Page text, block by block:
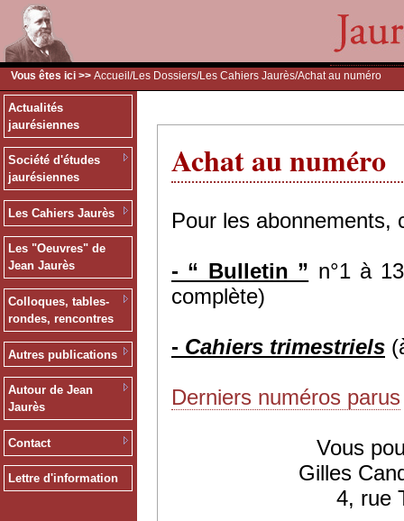
Vous êtes ici >> Accueil /Les Dossiers/Les Cahiers Jaurès/Achat au numéro
Actualités
jaurésiennes
Société d'études
jaurésiennes
Les Cahiers Jaurès
Les "Oeuvres" de
Jean Jaurès
Colloques, tables-
rondes, rencontres
Autres publications
Autour de Jean
Jaurès
Contact
Lettre d'information
Achat au numéro
Pour les abonnements,
- “ Bulletin ” n°1 à
complète)
- Cahiers trimestriels
Derniers numéros parus
Vous
Gilles
4, rue